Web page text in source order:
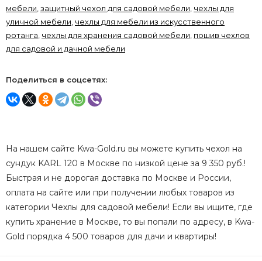
мебели защитный чехол для садовой мебели чехлы для
уличной мебели чехлы для мебели из искусственного
ротанга чехлы для хранения садовой мебели пошив чехлов
для садовой и дачной мебели
Поделиться в соцсетях:
На нашем сайте Kwa-Gold.ru вы можете купить чехол на
сундук KARL 120 в Москве по низкой цене за 9 350 руб.!
Быстрая и не дорогая доставка по Москве и России,
оплата на сайте или при получении любых товаров из
категории Чехлы для садовой мебели! Если вы ищите, где
купить хранение в Москве, то вы попали по адресу, в Kwa-
Gold порядка 4 500 товаров для дачи и квартиры!